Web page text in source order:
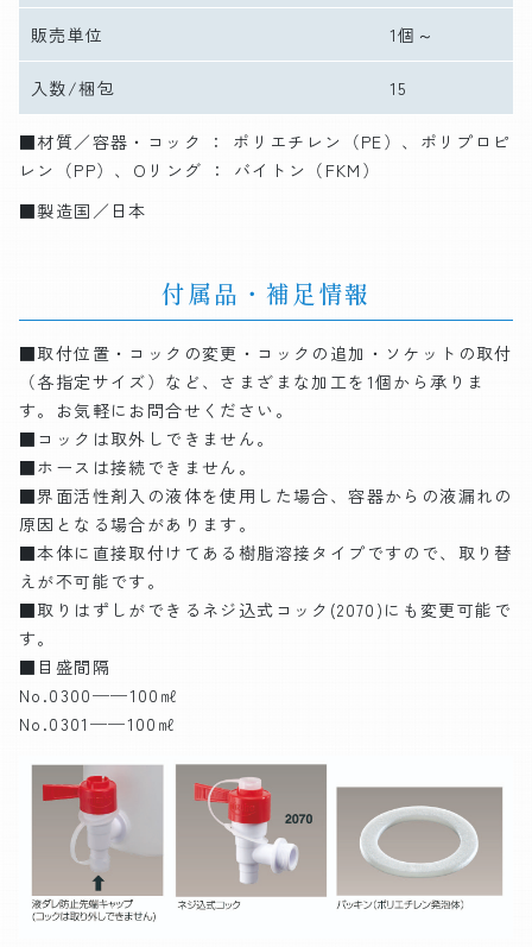
販売単位 1個～
入数/梱包 15
■材質／容器・コック ： ポリエチレン（PE）、ポリプロピ
レン（PP）、Oリング ： バイトン（FKM）
■製造国／日本
付属品・補足情報
■取付位置・コックの変更・コックの追加・ソケットの取付
（各指定サイズ）など、さまざまな加工を1個から承りま
す。お気軽にお問合せください。
■コックは取外しできません。
■ホースは接続できません。
■界面活性剤入の液体を使用した場合、容器からの液漏れの
原因となる場合があります。
■本体に直接取付けてある樹脂溶接タイプですので、取り替
えが不可能です。
■取りはずしができるネジ込式コック(2070)にも変更可能で
す。
■目盛間隔
No.0300──100㎖
No.0301──100㎖